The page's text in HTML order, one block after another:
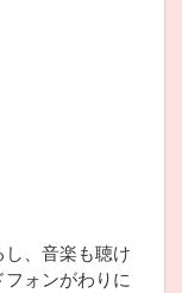
、音楽も聴け
ォンがわりに